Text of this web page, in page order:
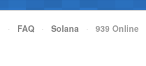
· FAQ · Solana · 939 Online